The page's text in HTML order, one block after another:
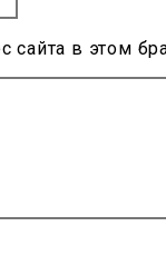
сайта в этом